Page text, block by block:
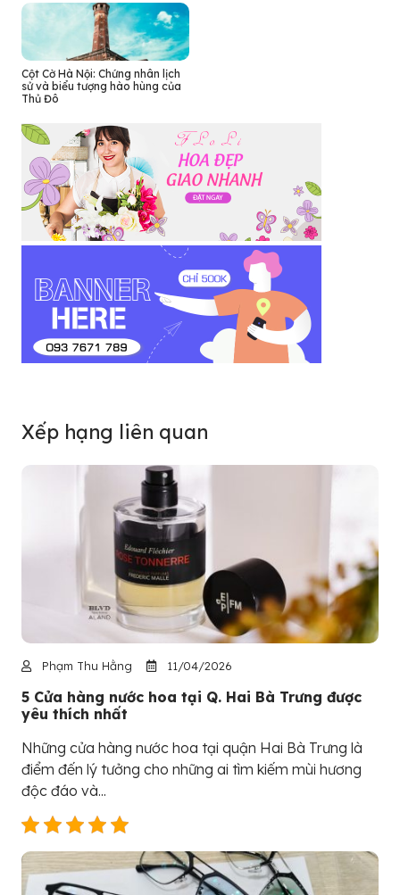
Cột Cờ Hà Nội: Chứng nhân lịch
sử và biểu tượng hào hùng của
Thủ Đô
Xếp hạng liên quan
Phạm Thu Hằng 11/04/2026
5 Cửa hàng nước hoa tại Q. Hai Bà Trưng được
yêu thích nhất
Những cửa hàng nước hoa tại quận Hai Bà Trưng là
điểm đến lý tưởng cho những ai tìm kiếm mùi hương
độc đáo và...